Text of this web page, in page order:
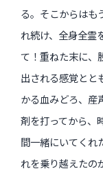
る。そこからはも
れ続け、全身全霊
て！重ねた末に、
出される感覚とと
かる血みどろ、産
剤を打ってから、
間一緒にいてくれ
れを乗り越えたの